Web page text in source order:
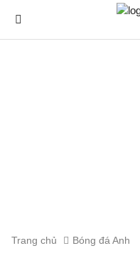
Trang chủ Bóng đá Anh